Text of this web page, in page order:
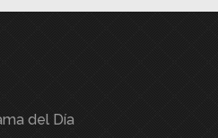
del Día